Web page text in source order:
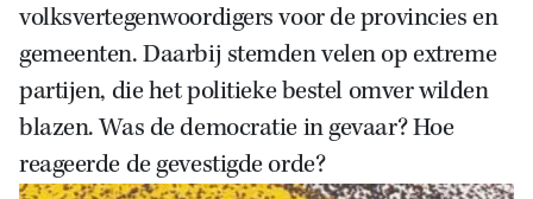
Zoek
volksvertegenwoordigers voor de provincies en
gemeenten. Daarbij stemden velen op extreme
partijen, die het politieke bestel omver wilden
blazen. Was de democratie in gevaar? Hoe
reageerde de gevestigde orde?